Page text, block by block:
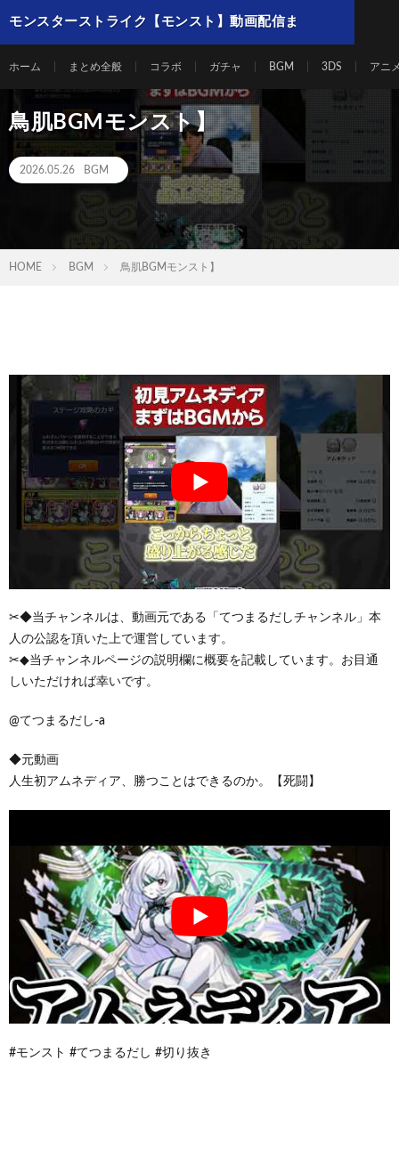
モンスターストライク【モンスト】動画配信ま
ホーム まとめ全般 コラボ ガチャ BGM 3DS アニ
鳥肌BGMモンスト】
2026.05.26 BGM
HOME BGM 鳥肌BGMモンスト】
✂◆当チャンネルは、動画元である「てつまるだしチャンネル」本
人の公認を頂いた上で運営しています。
✂◆当チャンネルページの説明欄に概要を記載しています。お目通
しいただければ幸いです。
@てつまるだし-a
◆元動画
人生初アムネディア、勝つことはできるのか。【死闘】
#モンスト #てつまるだし #切り抜き